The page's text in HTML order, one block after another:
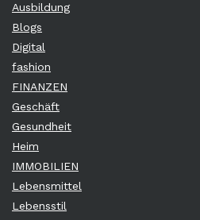
Ausbildung
Blogs
Digital
fashion
FINANZEN
Geschäft
Gesundheit
Heim
IMMOBILIEN
Lebensmittel
Lebensstil